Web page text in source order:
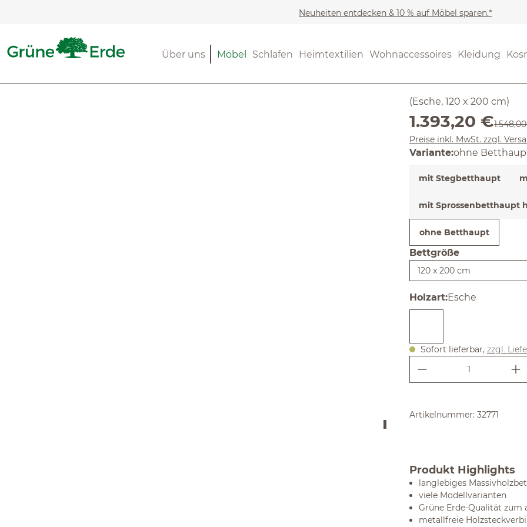
Neuheiten entdecken & 10 % auf Möbel sparen.*
Möbel Schlafen Heimtextilien Wohnaccessoires Kleidung
Über uns (4.77) 30
(Esche, 120 x 200 cm)
Verkaufspreis:
1.393,20 €
Preise inkl. MwSt. zzgl.
Variante:ohne
mit Stegbetthaupt
mit Sprossenbetthaupt
ohne Betthaupt
Bettgröße
auswählen
Holzartauswählen
:Esche
Sofort lieferbar, zzgl.
Produkt
Artikelnummer: 32771
Produkt Highlights
langlebiges
viele Modellvarianten
Grüne Erde-Qualität zum
metallfreie